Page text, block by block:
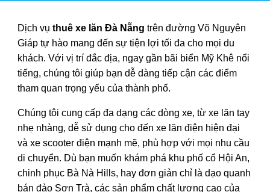
Dịch vụthuê xe lăn Đà Nẵng trên đường Võ Nguyên
Giáp tự hào mang đến sự tiện lợi tối đa cho mọi du
khách. Với vị trí đắc địa, ngay gần bãi biển Mỹ Khê nổi
tiếng, chúng tôi giúp bạn dễ dàng tiếp cận các điểm
tham quan trọng yếu của thành phố.
Chúng tôi cung cấp đa dạng các dòng xe, từ xe lăn tay
nhẹ nhàng, dễ sử dụng cho đến xe lăn điện hiện đại
và xe scooter điện mạnh mẽ, phù hợp với mọi nhu cầu
di chuyển. Dù bạn muốn khám phá khu phố cổ Hội An,
chinh phục Bà Nà Hills, hay đơn giản chỉ là dạo quanh
bán đảo Sơn Trà, các sản phẩm chất lượng cao của